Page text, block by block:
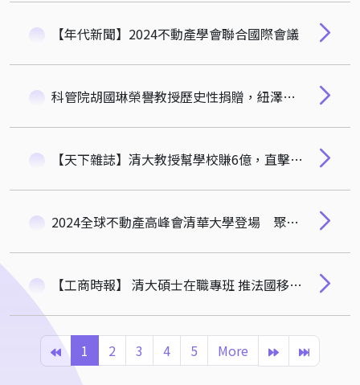
【年代新聞】2024不動產學會聯合國際會議
科管院胡國琳榮譽教授歷史性捐贈，紐澤西理工學院科學與文理學院更名為「Jordan Hu College of Science and Liberal Arts」
【天下雜誌】清大教授幫學校賺6億，直擊選股心法！台灣的大學能學哈佛，校務基金自己賺？
2024全球不動產高峰會清華大學登場 聚焦不動產產業與政策議題
【工商時報】 清大碩士在職專班 推法國移地學習
1 2 3 4 5 More